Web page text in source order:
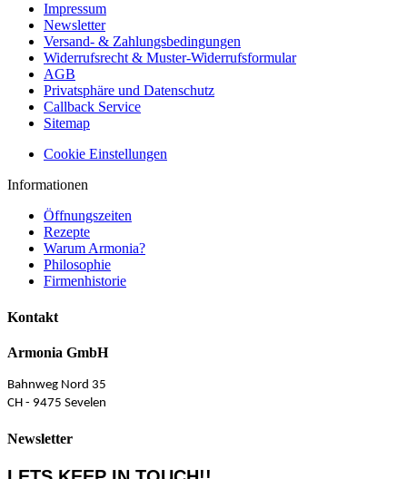
Impressum
Newsletter
Versand- & Zahlungsbedingungen
Widerrufsrecht & Muster-Widerrufsformular
AGB
Privatsphäre und Datenschutz
Callback Service
Sitemap
Cookie Einstellungen
Informationen
Öffnungszeiten
Rezepte
Warum Armonia?
Philosophie
Firmenhistorie
Kontakt
Armonia GmbH
Bahnweg Nord 35
CH - 9475 Sevelen
Newsletter